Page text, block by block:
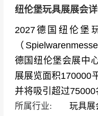
纽伦堡玩具展展会
2027德国纽伦堡
（
德国纽伦堡会展中
展展览面积170000
并将吸引超过75000
所属行业: 玩具展